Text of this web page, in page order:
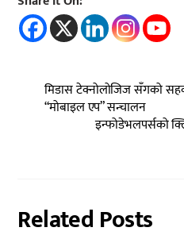
मिडास टेक्नोलोजिज सँगको
“मोबाइल एप” सन्चालन
इन्फोडेभलपर्सको
Related Posts